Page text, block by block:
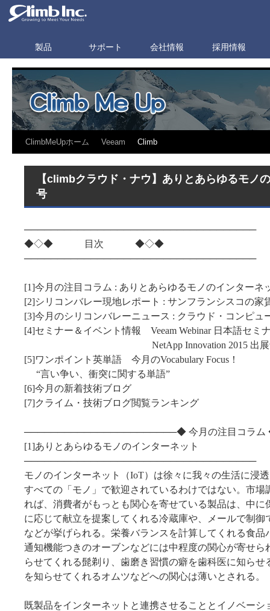
製品 サポート 会社情報 採用情報
ClimbMeUpホーム Veeam Climb
【climbクラウド・ナウ】ありとあらゆるモ
号
───────────────────────────────────
◆◇◆ 目次 ◆◇◆
───────────────────────────────────
[1]今月の注目コラム : ありとあらゆるモノのインターネ
[2]シリコンバレー現地レポート : サンフランシスコの家
[3]今月のシリコンバレーニュース : クラウド・コンピュ
[4]セミナー＆イベント情報 Veeam Webinar 日本語セミ
NetApp Innovation 2015 出展
[5]ワンポイント英単語 今月のVocabulary Focus！
“言い争い、衝突に関する単語”
[6]今月の新着技術ブログ
[7]クライム・技術ブログ閲覧ランキング
───────────────────────◆ 今月の注目コラ
[1]ありとあらゆるモノのインターネット
───────────────────────────────────
モノのインターネット（IoT）は徐々に我々の生活に浸
すべての「モノ」で歓迎されているわけではない。市場
れば、消費者がもっとも関心を寄せている製品は、中に
に応じて献立を提案してくれる冷蔵庫や、メールで制御
などが挙げられる。栄養バランスを計算してくれる食品
通知機能つきのオーブンなどには中程度の関心が寄せら
らせてくれる髭剃り、歯磨き習慣の癖を歯科医に知らせ
を知らせてくれるオムツなどへの関心は薄いとされる。
既製品をインターネットと連携させることとイノベーシ